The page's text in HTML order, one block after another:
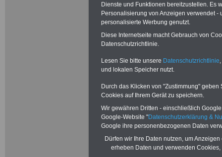
Neu
Beamte
Das beliebte
und Beamte"
Dienste und Funktionen bereitzustellen. Es
Personalisierung von Anzeigen verwendet
personalisierte Werbung genutzt.
Diese Internetseite macht Gebrauch von
Datenschutzrichtlinie.
Lesen Sie bitte unsere Datenschutzrichtlinie
und lokalen Speicher nutzt.
Durch das Klicken von "Zustimmung"
Cookies auf Ihrem Gerät zu speichern.
Wir gewähren Dritten - einschließlich
Google-Website "Datenschutzerklärung &
Google ihre personenbezogenen Daten
Dürfen wir Ihre Daten nutzen, um
erheben Daten und verwenden